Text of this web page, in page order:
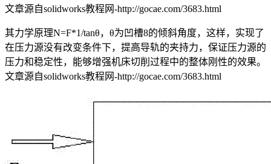
文章源自solidworks教程网-http://gocae.com/3683.html
其力学原理N=F*1/tanθ，θ为凹槽8的倾斜角度，这样，实现了
在压力源没有改变条件下，提高导轨的夹持力，保证压力源的
压力和稳定性，能够增强机床切削过程中的整体刚性的效果。
文章源自solidworks教程网-http://gocae.com/3683.html